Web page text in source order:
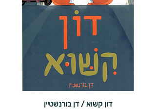
דון קשוא / דן בורנשטיין